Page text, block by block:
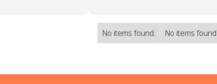
No items found. No items